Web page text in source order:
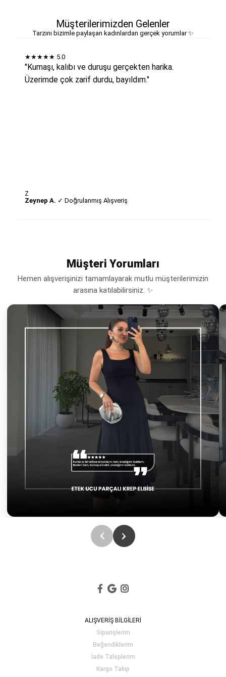
Müşterilerimizden Gelenler
Tarzını bizimle paylaşan kadınlardan gerçek yorumlar ✨
★★★★★ 5.0
"Kumaşı, kalıbı ve duruşu gerçekten harika.
Üzerimde çok zarif durdu, bayıldım."
Z
Zeynep A. ✓ Doğrulanmış Alışveriş
Müşteri Yorumları
Hemen alışverişinizi tamamlayarak mutlu müşterilerimizin
arasına katılabilirsiniz. ✨
ALIŞVERİŞ BİLGİLERİ
Siparişlerim
Beğendiklerim
İade Taleplerim
Kargo Takip